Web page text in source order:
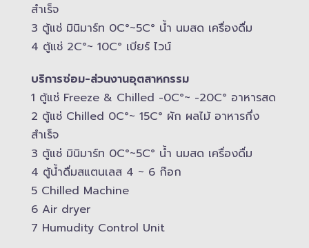
สำเร็จ
3 ตู้แช่​ มินิมาร์ท 0C°~5C° น้ำ นมสด เครื่องดื่ม
4 ตู้แช่ 2C°~ 10​C° เบียร์ ไวน์
บริการซ่อม-​ส่วนงานอุตสาหกรรม
1 ตู้แช่ Freeze &​ Chilled -​0C°~ -​20C° อาหารสด
2 ตู้แช่ Chilled​ 0C°~ 15C° ผัก ผลไม้ อาหารกึ่ง
สำเร็จ
3 ตู้แช่​ มินิมาร์ท 0C°~5C° น้ำ นมสด เครื่องดื่ม
4 ตู้น้ำดื่มสแตนเลส​ 4 ~ 6 ก๊อก
5 Chilled Mac​hine
6 Air dryer
7 Humudity Control Unit